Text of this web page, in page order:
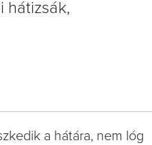
hátizsák,
a hátára, nem lóg